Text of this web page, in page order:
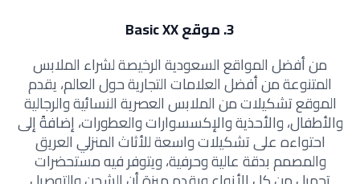
3. موقع Basic XX
من أفضل المواقع السعودية الرخيصة لشراء الملابس
المتنوعة من أفضل العلامات التجارية حول العالم، يقدم
الموقع تشكيلات من الملابس العصرية النسائية والرجالية
والأطفال، والأحذية والإكسسوارات والعطورات، إضافةً إلى
احتواءه على تشكيلات واسعة للأثاث المنزلي العريق
والمصمم بدقة عالية وحرفية، ويتوفر فيه مستحضرات